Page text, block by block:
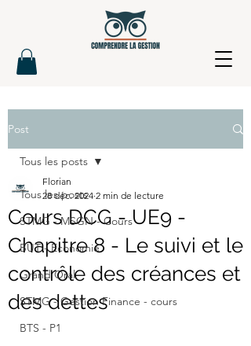
Post
Tous les posts
STMG - MSGN - Cours
BUT - Economie
Grand Oral
STMG - Gestion Finance - cours
BTS - P1
Tous les posts
Cours DCG - UE9 -
Chapitre 8 - Le suivi et le
contrôle des créances et
des dettes
Florian
28 déc. 2024 2 min de lecture